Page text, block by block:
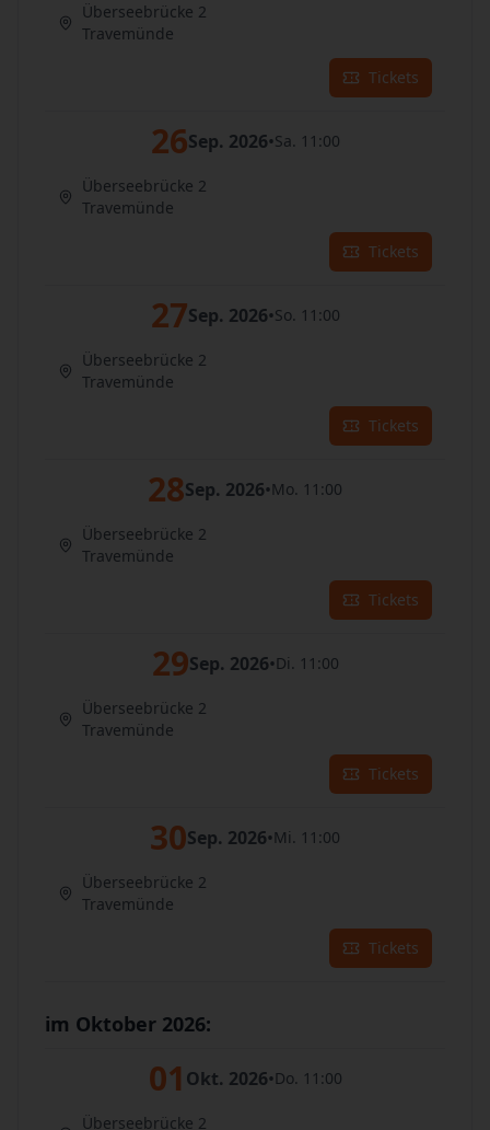
Überseebrücke 2
Travemünde
Tickets
26Sep. 2026•Sa. 11:00
Überseebrücke 2
Travemünde
Tickets
27Sep. 2026•So. 11:00
Überseebrücke 2
Travemünde
Tickets
28Sep. 2026•Mo. 11:00
Überseebrücke 2
Travemünde
Tickets
29Sep. 2026•Di. 11:00
Überseebrücke 2
Travemünde
Tickets
30Sep. 2026•Mi. 11:00
Überseebrücke 2
Travemünde
Tickets
im Oktober 2026:
01 Okt. 2026•Do. 11:00
Überseebrücke 2